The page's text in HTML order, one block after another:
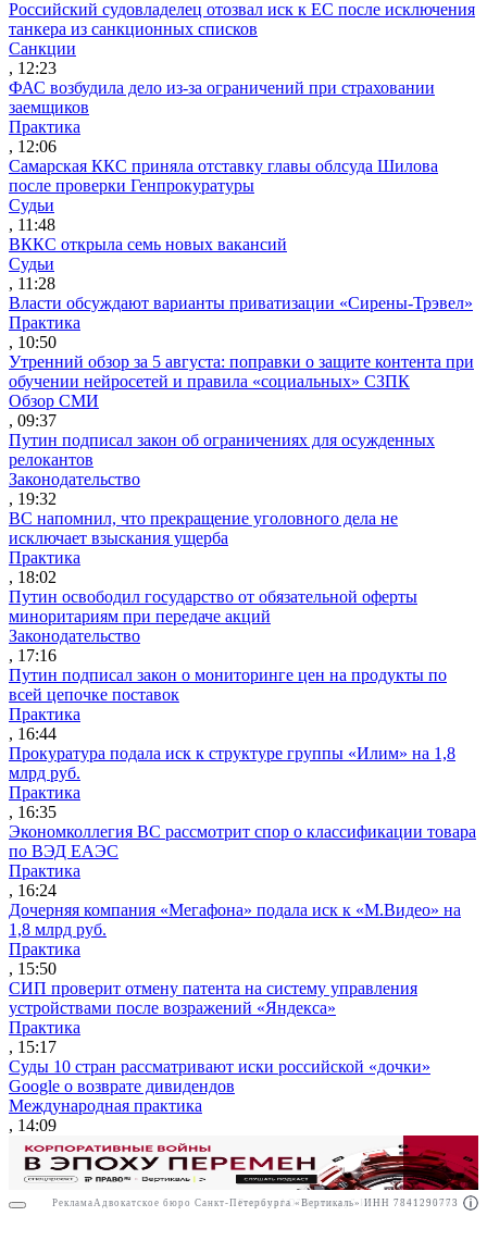
Реклама АО"Право.ру" ИНН: 7708095468
Российский судовладелец отозвал иск к ЕС после исключения
танкера из санкционных списков
Санкции
, 12:23
ФАС возбудила дело из-за ограничений при страховании
заемщиков
Практика
, 12:06
Самарская ККС приняла отставку главы облсуда Шилова
после проверки Генпрокуратуры
Судьи
, 11:48
ВККС открыла семь новых вакансий
Судьи
, 11:28
Власти обсуждают варианты приватизации «Сирены-Трэвел»
Практика
, 10:50
Утренний обзор за 5 августа: поправки о защите контента при
обучении нейросетей и правила «социальных» СЗПК
Обзор СМИ
, 09:37
Путин подписал закон об ограничениях для осужденных
релокантов
Законодательство
, 19:32
ВС напомнил, что прекращение уголовного дела не
исключает взыскания ущерба
Практика
, 18:02
Путин освободил государство от обязательной оферты
миноритариям при передаче акций
Законодательство
, 17:16
Путин подписал закон о мониторинге цен на продукты по
всей цепочке поставок
Практика
, 16:44
Прокуратура подала иск к структуре группы «Илим» на 1,8
млрд руб.
Практика
, 16:35
Экономколлегия ВС рассмотрит спор о классификации товара
по ВЭД ЕАЭС
Практика
, 16:24
Дочерняя компания «Мегафона» подала иск к «М.Видео» на
1,8 млрд руб.
Практика
, 15:50
СИП проверит отмену патента на систему управления
устройствами после возражений «Яндекса»
Практика
, 15:17
Суды 10 стран рассматривают иски российской «дочки»
Google о возврате дивидендов
Международная практика
, 14:09
Реклама Адвокатское бюро Санкт-Петербурга «Вертикаль» ИНН 7841290773